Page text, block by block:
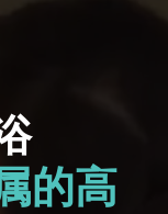
的高